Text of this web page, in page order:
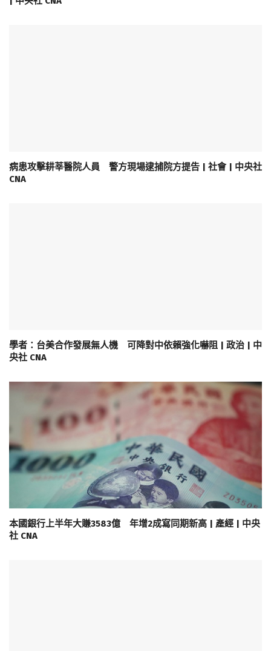
病患攻擊耕莘醫院人員 警方現場逮捕院方提告 | 社會 | 中央社
CNA
學者：台美合作發展無人機 可降對中依賴強化嚇阻 | 政治 | 中
央社 CNA
本國銀行上半年大賺3583億 年增2成寫同期新高 | 產經 | 中央
社 CNA